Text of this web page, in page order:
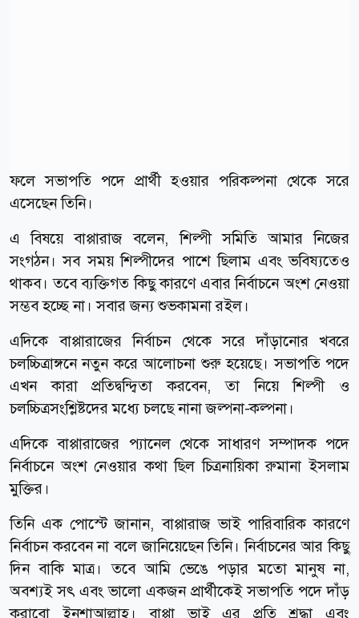
ফলে সভাপতি পদে প্রার্থী হওয়ার পরিকল্পনা থেকে সরে
এসেছেন তিনি।
এ বিষয়ে বাপ্পারাজ বলেন, শিল্পী সমিতি আমার নিজের
সংগঠন। সব সময় শিল্পীদের পাশে ছিলাম এবং ভবিষ্যতেও
থাকব। তবে ব্যক্তিগত কিছু কারণে এবার নির্বাচনে অংশ নেওয়া
সম্ভব হচ্ছে না। সবার জন্য শুভকামনা রইল।
এদিকে বাপ্পারাজের নির্বাচন থেকে সরে দাঁড়ানোর খবরে
চলচ্চিত্রাঙ্গনে নতুন করে আলোচনা শুরু হয়েছে। সভাপতি পদে
এখন কারা প্রতিদ্বন্দ্বিতা করবেন, তা নিয়ে শিল্পী ও
চলচ্চিত্রসংশ্লিষ্টদের মধ্যে চলছে নানা জল্পনা-কল্পনা।
এদিকে বাপ্পারাজের প্যানেল থেকে সাধারণ সম্পাদক পদে
নির্বাচনে অংশ নেওয়ার কথা ছিল চিত্রনায়িকা রুমানা ইসলাম
মুক্তির।
তিনি এক পোস্টে জানান, বাপ্পারাজ ভাই পারিবারিক কারণে
নির্বাচন করবেন না বলে জানিয়েছেন তিনি। নির্বাচনের আর কিছু
দিন বাকি মাত্র। তবে আমি ভেঙে পড়ার মতো মানুষ না,
অবশ্যই সৎ এবং ভালো একজন প্রার্থীকেই সভাপতি পদে দাঁড়
করাবো ইনশাআল্লাহ। বাপ্পা ভাই এর প্রতি শ্রদ্ধা এবং